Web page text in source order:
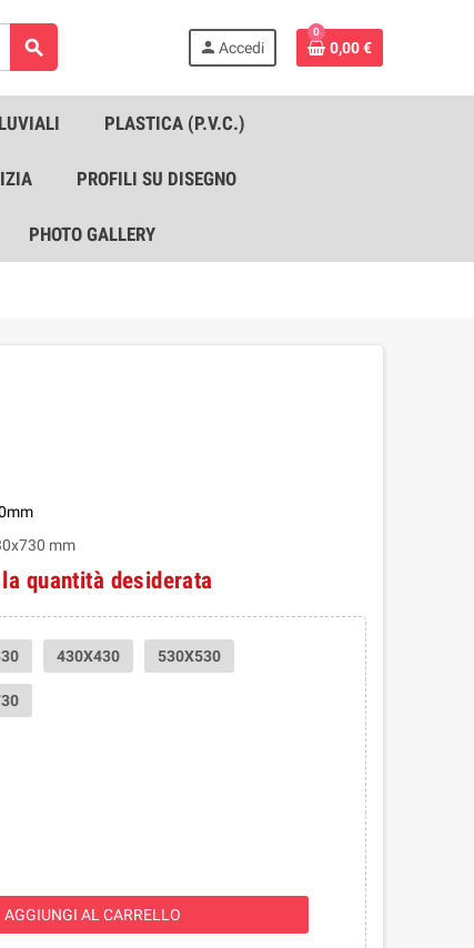
search person Accedi
0
0,00 €
PLASTICA (P.V.C.)
PROFILI SU DISEGNO
PHOTO GALLERY
mm
quantità desiderata
430X430 530X530
AGGIUNGI AL CARRELLO